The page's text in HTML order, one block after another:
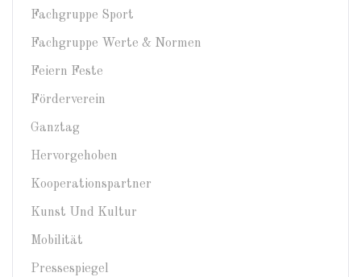
Fachgruppe Sport
Fachgruppe Werte & Normen
Feiern Feste
Förderverein
Ganztag
Hervorgehoben
Kooperationspartner
Kunst Und Kultur
Mobilität
Pressespiegel